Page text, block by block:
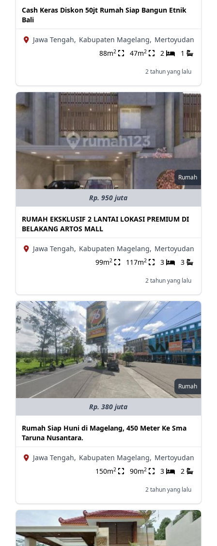
Cash Keras Diskon 50jt Rumah Siap Bangun Etnik
Bali
Jawa Tengah, Kabupaten Magelang, Mertoyudan
88m2 47m2 2 1
2 tahun yang lalu
Rumah
Rp. 950 juta
RUMAH EKSKLUSIF 2 LANTAI LOKASI PREMIUM DI
BELAKANG ARTOS MALL
Jawa Tengah, Kabupaten Magelang, Mertoyudan
99m2 117m2 3 3
2 tahun yang lalu
Rumah
Rp. 380 juta
Rumah Siap Huni di Magelang, 450 Meter Ke Sma
Taruna Nusantara.
Jawa Tengah, Kabupaten Magelang, Mertoyudan
150m2 90m2 3 2
2 tahun yang lalu